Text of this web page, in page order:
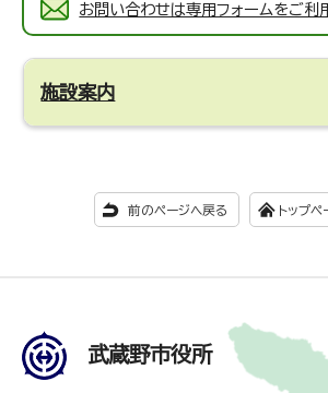
お問い合わせは専用フォームをご利
施設案内
前のページへ戻る トップ
武蔵野市役所